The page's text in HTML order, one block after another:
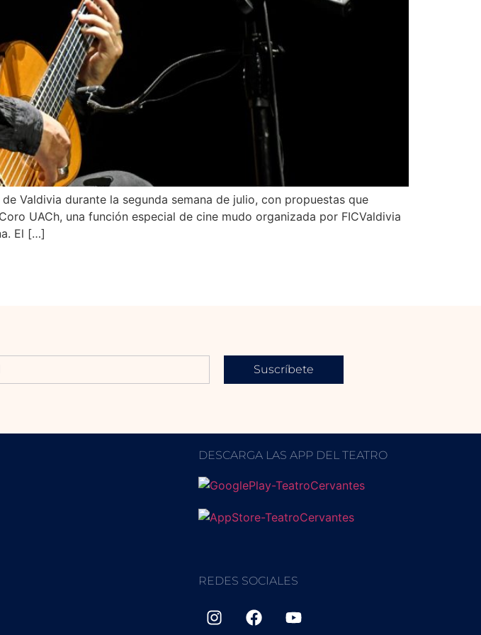
Valdivia durante la segunda semana de julio, con propuestas que
UACh, una función especial de cine mudo organizada por FICValdivia
El […]
Suscríbete
DESCARGA LAS APP DEL TEATRO
REDES SOCIALES